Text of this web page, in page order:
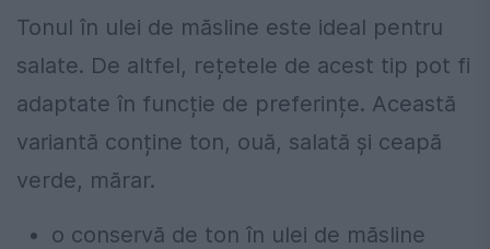
Tonul în ulei de măsline este ideal pentru
salate. De altfel, rețetele de acest tip pot fi
adaptate în funcție de preferințe. Această
variantă conține ton, ouă, salată și ceapă
verde, mărar.
o conservă de ton în ulei de măsline